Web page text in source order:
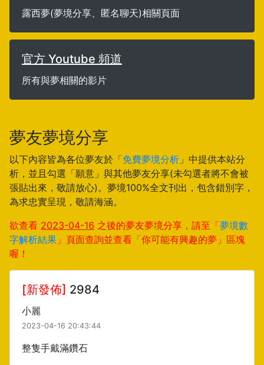
露西夢(夢境分享、匿名聊天)相關頁面
官方 Youtube 頻道
所有與夢相關的影片
夢友夢境分享
以下內容皆為各位夢友於「免費夢境分析 」中提供本站分
析，並且勾選「願意」與其他夢友分享(未勾選者將不會被
張貼出來，敬請放心)。夢境100%全文刊出，包含錯別字，
為求忠實呈現，敬請海涵。
欲查看 2023-04-16 之後的夢友夢境分享，請至「夢境數
字解析結果 」頁面查詢並查看「你可能有興趣的夢」區塊
喔！
[新發佈] 2984
小麗
2023-04-16 20:43:44
整隻手戴滿鑽石